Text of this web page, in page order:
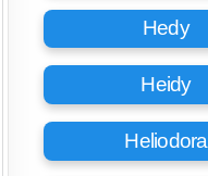
Hedy
Heidy
Heliodora